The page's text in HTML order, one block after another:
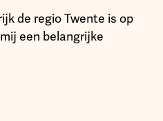
de regio Twente is op
een belangrijke